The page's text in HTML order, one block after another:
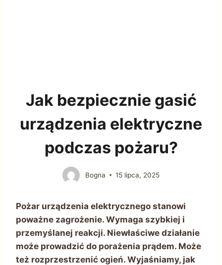
Jak bezpiecznie gasić
urządzenia elektryczne
podczas pożaru?
Bogna 15 lipca, 2025
Pożar urządzenia elektrycznego stanowi
poważne zagrożenie. Wymaga szybkiej i
przemyślanej reakcji. Niewłaściwe działanie
może prowadzić do porażenia prądem. Może
też rozprzestrzenić ogień. Wyjaśniamy, jak